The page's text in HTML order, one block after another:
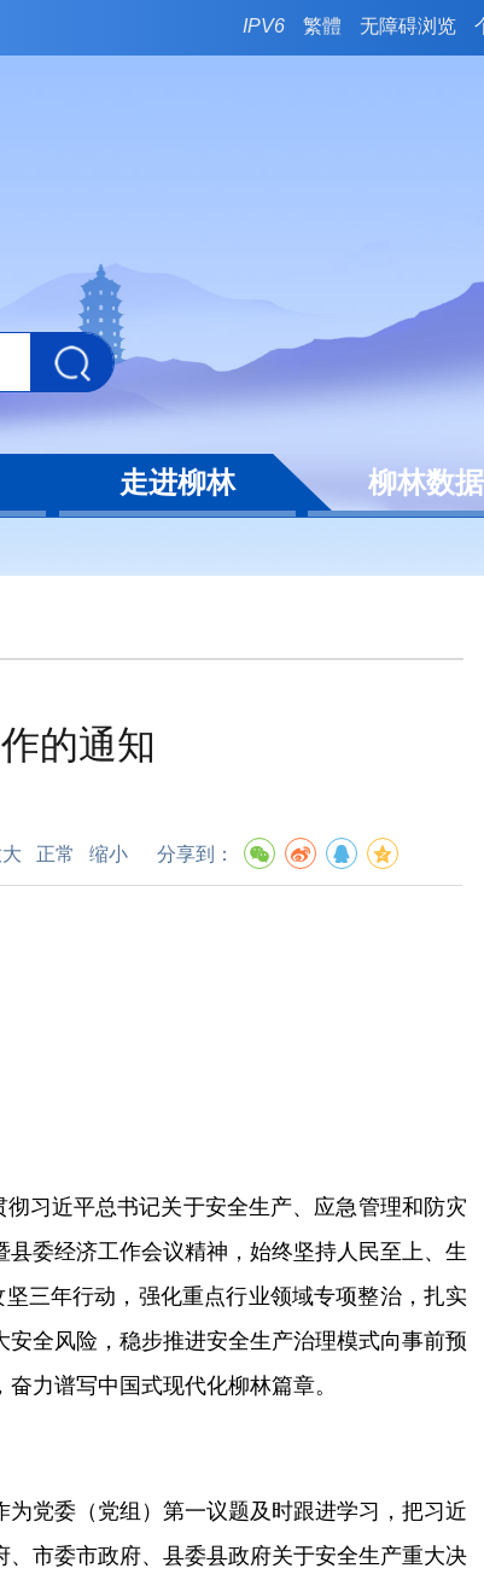
IPV6 繁體 无障碍浏览
走进柳林 柳林数据
的通知
正常 缩小 分享到：
习近平总书记关于安全生产、应急管理和防灾
委经济工作会议精神， 始终坚持人民至上、生
三年行动，强化重点行业领域专项整治， 扎实
全风险， 稳步推进安全生产治理模式向事前预
奋力谱写中国式现代化柳林篇章。
党委（党组）第一议题及时跟进学习，把习近
、市委市政府、 县委县政府关于安全生产重大决